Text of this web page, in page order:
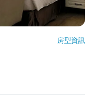
房型資訊